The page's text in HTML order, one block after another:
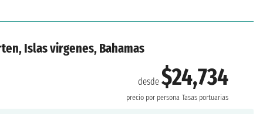
Islas virgenes, Bahamas
desde$24,734
precio por persona Tasas portuarias